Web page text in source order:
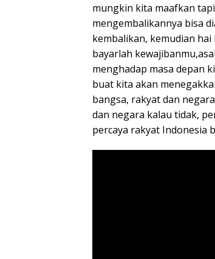
mungkin kita maafkan
mengembalikannya bisa
kembalikan, kemudian
bayarlah
menghadap masa depan
buat kita akan
bangsa, rakyat dan
dan negara kalau tidak,
percaya rakyat Indonesia